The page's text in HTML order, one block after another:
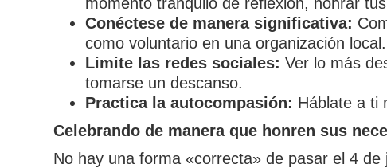
Conéctese de manera significativa:
como voluntario en una organización local.
Limite las redes sociales: Ver lo más
tomarse un descanso.
Practica la autocompasión: Háblate a ti
Celebrando de manera que honren sus
No hay una forma «correcta» de pasar el 4